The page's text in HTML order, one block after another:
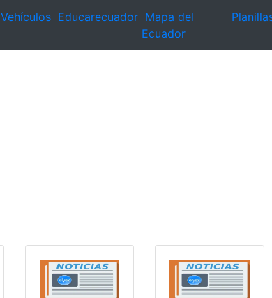
Vehículos Educarecuador Mapa del
Ecuador